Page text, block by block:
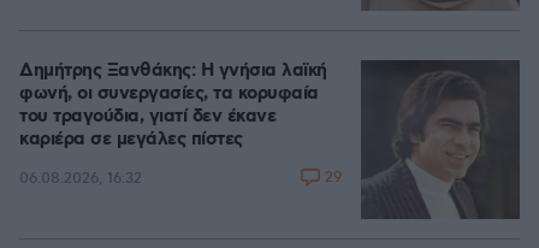
Δημήτρης Ξανθάκης: Η γνήσια λαϊκή
φωνή, οι συνεργασίες, τα κορυφαία
του τραγούδια, γιατί δεν έκανε
καριέρα σε μεγάλες πίστες
06.08.2026, 16:32 29